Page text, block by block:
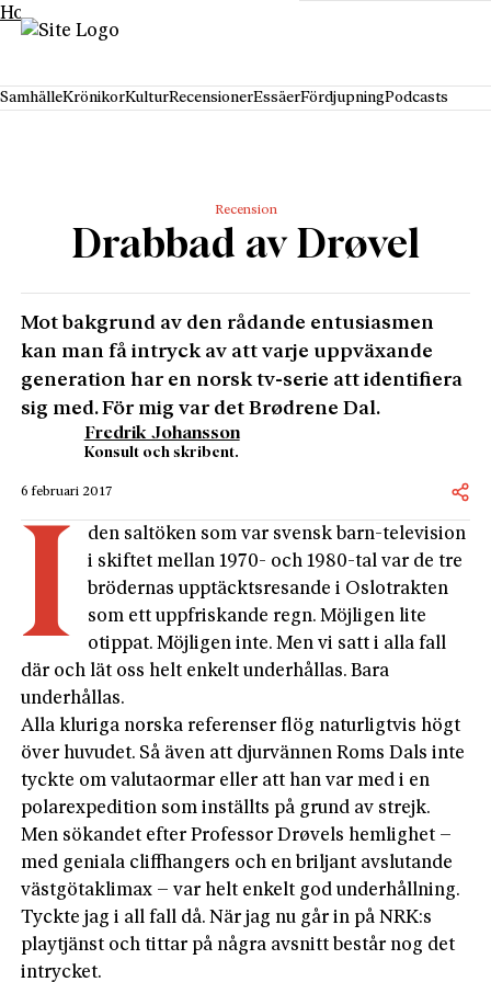
Hoppa till innehåll
SamhälleKrönikorKulturRecensionerEssäerFördjupningPodcasts
Recension
Drabbad av Drøvel
Mot bakgrund av den rådande entusiasmen
kan man få intryck av att varje uppväxande
generation har en norsk tv-serie att identifiera
sig med. För mig var det Brødrene Dal.
Fredrik Johansson
Konsult och skribent.
6 februari 2017
I
den saltöken som var svensk barn-television
i skiftet mellan 1970- och 1980-tal var de tre
brödernas upptäcktsresande i Oslotrakten
som ett uppfriskande regn. Möjligen lite
otippat. Möjligen inte. Men vi satt i alla fall
där och lät oss helt enkelt underhållas. Bara
underhållas.
Alla kluriga norska referenser flög naturligtvis högt
över huvudet. Så även att djurvännen Roms Dals inte
tyckte om valutaormar eller att han var med i en
polarexpedition som inställts på grund av strejk.
Men sökandet efter Professor Drøvels hemlighet –
med geniala cliffhangers och en briljant avslutande
västgötaklimax – var helt enkelt god underhållning.
Tyckte jag i all fall då. När jag nu går in på NRK:s
playtjänst och tittar på några avsnitt består nog det
intrycket.